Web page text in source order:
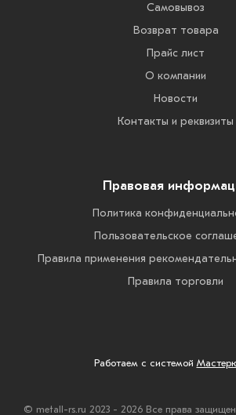
Самовывоз
Возврат товара
Прайс лист
О компании
Новости
Контакты и реквизиты
Правовая
Политика
Пользовательское
Правила применения
Правила торговли
Работаем с системой
© metall-rs.ru 2023 - 2026 Все права